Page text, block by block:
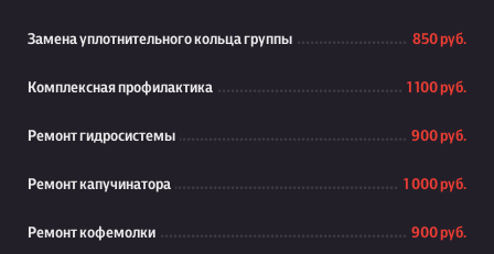
Замена уплотнительного кольца группы 850 руб.
Комплексная профилактика 1 100 руб.
Ремонт гидросистемы 900 руб.
Ремонт капучинатора 1 000 руб.
Ремонт кофемолки 900 руб.